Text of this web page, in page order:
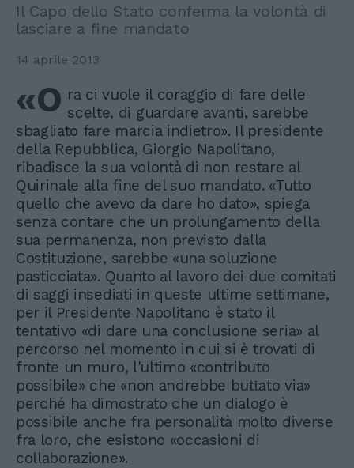
Il Capo dello Stato conferma la volontà di
lasciare a fine mandato
14 aprile 2013
«O ra ci vuole il coraggio di fare delle
scelte, di guardare avanti, sarebbe
sbagliato fare marcia indietro». Il presidente
della Repubblica, Giorgio Napolitano,
ribadisce la sua volontà di non restare al
Quirinale alla fine del suo mandato. «Tutto
quello che avevo da dare ho dato», spiega
senza contare che un prolungamento della
sua permanenza, non previsto dalla
Costituzione, sarebbe «una soluzione
pasticciata». Quanto al lavoro dei due comitati
di saggi insediati in queste ultime settimane,
per il Presidente Napolitano è stato il
tentativo «di dare una conclusione seria» al
percorso nel momento in cui si è trovati di
fronte un muro, l'ultimo «contributo
possibile» che «non andrebbe buttato via»
perché ha dimostrato che un dialogo è
possibile anche fra personalità molto diverse
fra loro, che esistono «occasioni di
collaborazione».